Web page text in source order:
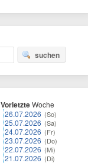
suchen
VorletzteWoche
26.07.2026 (So)
25.07.2026 (Sa)
24.07.2026 (Fr)
23.07.2026 (Do)
22.07.2026 (Mi)
21.07.2026 (Di)